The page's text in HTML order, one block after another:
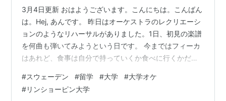
3月4日更新 おはようございます。こんにちは。こんばん
は。Hej, あんです。 昨日はオーケストラのレクリエーシ
ョンのようなリハーサルがありました。1日、初見の楽譜
を何曲も弾いてみようという日です。 今まではフィーカ
はあれど、食事は自分で持っていくか食べに行くかだっ
ることができました。嬉しい。 私はチーズサンドウィッ
チを食べました。バケットにバターが塗られていて、そ
#スウェーデン #留学 #大学 #大学オケ
#リンショーピン大学